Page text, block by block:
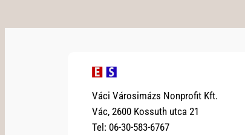
Váci Városimázs Nonprofit Kft.
Vác, 2600 Kossuth utca 21
Tel: 06-30-583-6767